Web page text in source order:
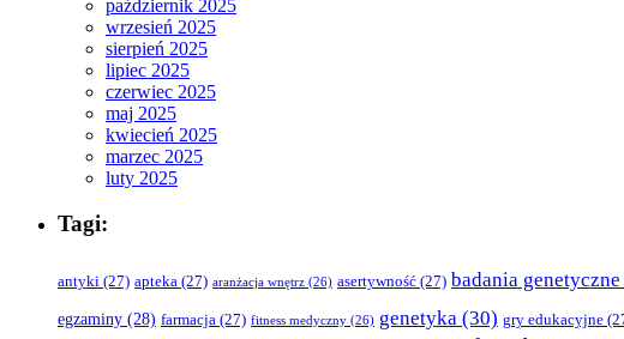
październik 2025
wrzesień 2025
sierpień 2025
lipiec 2025
czerwiec 2025
maj 2025
kwiecień 2025
marzec 2025
luty 2025
Tagi:
antyki (27) apteka (27) aranżacja wnętrz (26) asertywność (27) badania genetyczne
egzaminy (28) farmacja (27) fitness medyczny (26) genetyka (30) gry edukacyjne